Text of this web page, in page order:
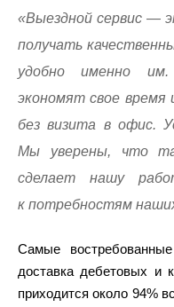
«Выездной сервис —
получать
удобно именно
экономят свое
без визита в офис.
Мы уверены, что
сделает нашу
к потребностям
Самые
доставка дебетовых и
приходится около 94%